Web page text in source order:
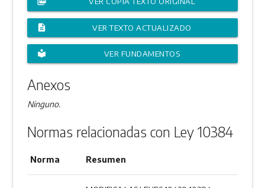
description VER TEXTO ACTUALIZADO
local_library VER FUNDAMENTOS
Anexos
Ninguno.
Normas relacionadas con Ley 10384
Norma Resumen